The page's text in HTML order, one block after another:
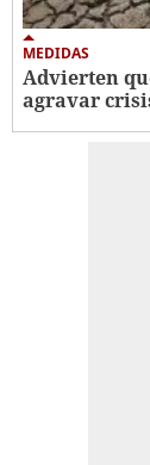
MEDIDAS
Advierten
agravar